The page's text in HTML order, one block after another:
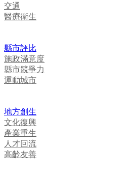
交通
醫療衛生
縣市評比
施政滿意度
縣市競爭力
運動城市
地方創生
文化復興
產業重生
人才回流
高齡友善